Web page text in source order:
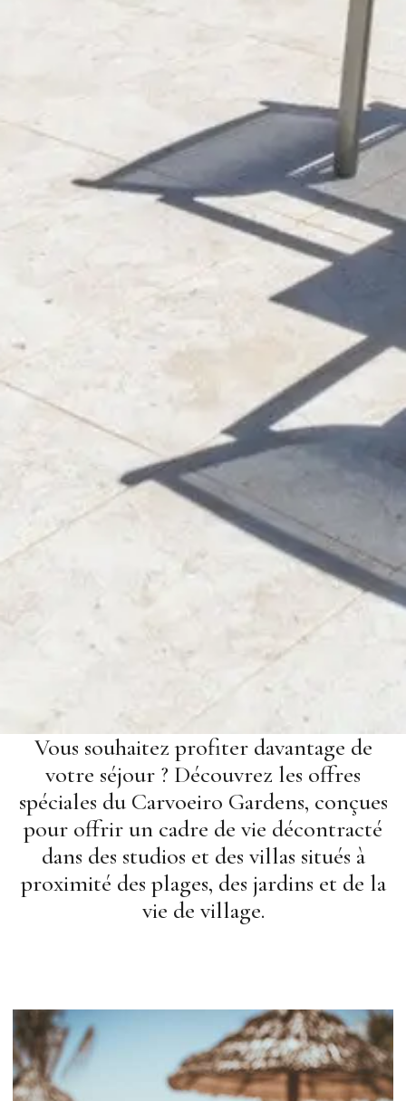
Vous souhaitez profiter davantage de
votre séjour ? Découvrez les offres
spéciales du Carvoeiro Gardens, conçues
pour offrir un cadre de vie décontracté
dans des studios et des villas situés à
proximité des plages, des jardins et de la
vie de village.